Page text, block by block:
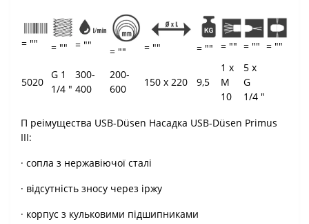
= "" = "" = ""
= "" = "" = "" = "" = "" = ""
5020
G 1
1/4 "
300-
400
200-
600
150 x 220 9,5
1 x
M
10
5 x
G
1/4 "
П реімущества USB-Düsen Насадка USB-Düsen Primus
III:
· сопла з нержавіючої сталі
· відсутність зносу через іржу
· корпус з кульковими підшипниками